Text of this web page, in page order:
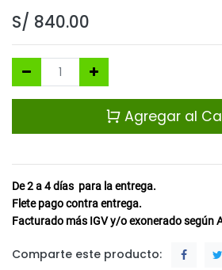
S/ 840.00
Agregar al
De 2 a 4días para la entrega.
Flete pago contra entrega.
Facturado más IGV y/o exonerado según
Comparte este producto: